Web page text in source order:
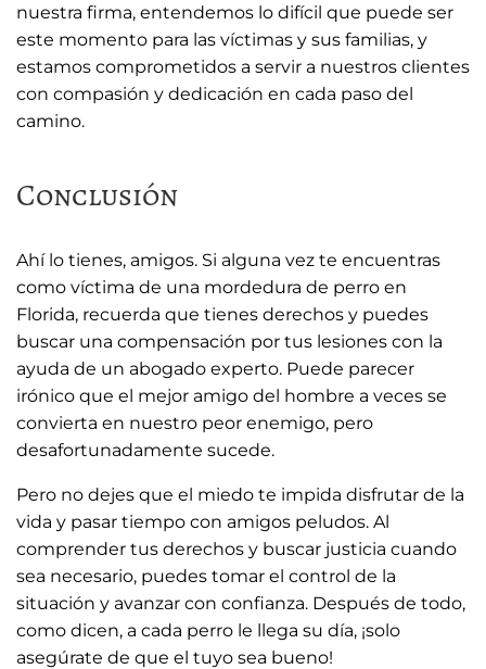
nuestra firma, entendemos lo difícil que puede ser
este momento para las víctimas y sus familias, y
estamos comprometidos a servir a nuestros clientes
con compasión y dedicación en cada paso del
camino.
Conclusión
Ahí lo tienes, amigos. Si alguna vez te encuentras
como víctima de una mordedura de perro en
Florida, recuerda que tienes derechos y puedes
buscar una compensación por tus lesiones con la
ayuda de un abogado experto. Puede parecer
irónico que el mejor amigo del hombre a veces se
convierta en nuestro peor enemigo, pero
desafortunadamente sucede.
Pero no dejes que el miedo te impida disfrutar de la
vida y pasar tiempo con amigos peludos. Al
comprender tus derechos y buscar justicia cuando
sea necesario, puedes tomar el control de la
situación y avanzar con confianza. Después de todo,
como dicen, a cada perro le llega su día, ¡solo
asegúrate de que el tuyo sea bueno!